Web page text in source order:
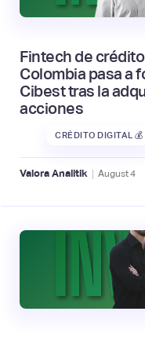
Fintech de
Colombia pasa a
Cibest tras la
acciones
CRÉDITO DIGITAL 💰
Valora Analitik | August4